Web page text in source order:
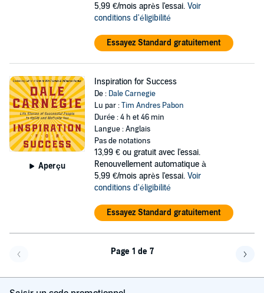
5,99 €/mois après l'essai. Voir
conditions d'éligibilité
Essayez Standard gratuitement
Aperçu
Inspiration for Success
De : Dale Carnegie
Lu par :Tim Andres Pabon
Durée : 4 h et 46 min
Langue : Anglais
Pas de notations
13,99 € ou gratuit avec l'essai.
Renouvellement automatique à
5,99 €/mois après l'essai. Voir
conditions d'éligibilité
Essayez Standard gratuitement
Page 1 de 7